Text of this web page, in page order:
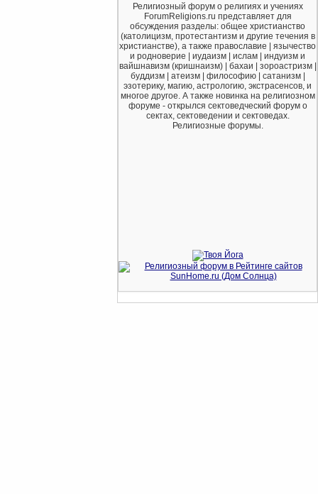
Религиозный форум о религиях и учениях
ForumReligions.ru представляет для
обсуждения разделы: общее христианство
(католицизм, протестантизм и другие течения в
христианстве), а также православие | язычество
и родноверие | иудаизм | ислам | индуизм и
вайшнавизм (кришнаизм) | бахаи | зороастризм |
буддизм | атеизм | философию | сатанизм |
эзотерику, магию, астрологию, экстрасенсов, и
многое другое. А также новинка на религиозном
форуме - открылся сектоведческий форум о
сектах, сектоведении и сектоведах.
Религиозные форумы.